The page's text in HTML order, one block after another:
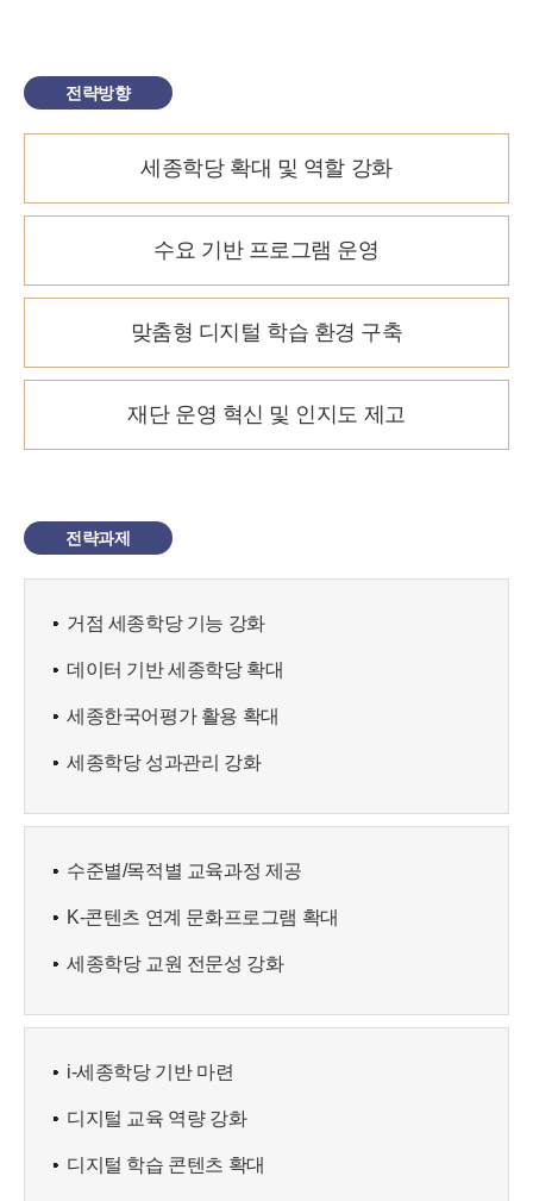
전략방향
세종학당 확대 및 역할 강화
수요 기반 프로그램 운영
맞춤형 디지털 학습 환경 구축
재단 운영 혁신 및 인지도 제고
전략과제
거점 세종학당 기능 강화
데이터 기반 세종학당 확대
세종한국어평가 활용 확대
세종학당 성과관리 강화
수준별/목적별 교육과정 제공
K-콘텐츠 연계 문화프로그램 확대
세종학당 교원 전문성 강화
i-세종학당 기반 마련
디지털 교육 역량 강화
디지털 학습 콘텐츠 확대